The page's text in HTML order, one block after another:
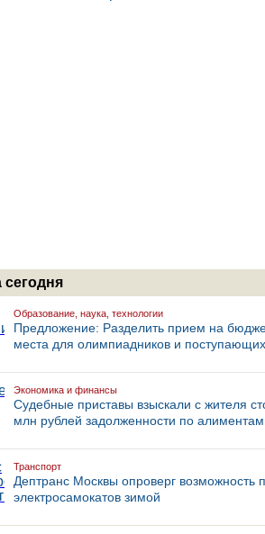
сегодня
Образование, наука, технологии
Предложение: Разделить прием на
места для олимпиадников и
Экономика и финансы
Судебные приставы взыскали с жителя
млн рублей задолженности по алиментам
Транспорт
Дептранс Москвы опроверг возможность
электросамокатов зимой